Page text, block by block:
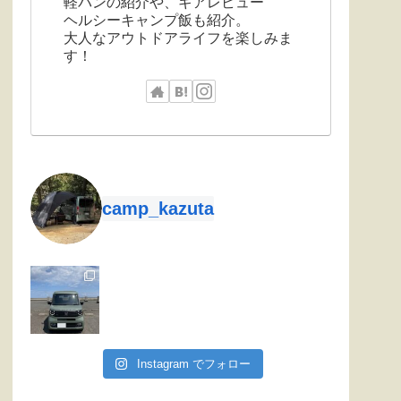
ヘルシーキャンプ飯も紹介。
大人なアウトドアライフを楽しみま
す！
camp_kazuta
Instagram でフォロー